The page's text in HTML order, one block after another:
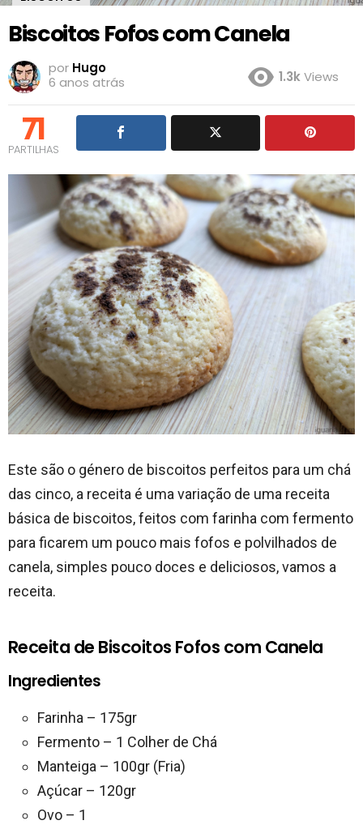
Biscoitos Fofos com Canela
por Hugo
6 anos atrás
1.3kViews
71
PARTILHAS
Este são o género de biscoitos perfeitos para um chá
das cinco, a receita é uma variação de uma receita
básica de biscoitos, feitos com farinha com fermento
para ficarem um pouco mais fofos e polvilhados de
canela, simples pouco doces e deliciosos, vamos a
receita.
Receita de Biscoitos Fofos com Canela
Ingredientes
Farinha – 175gr
Fermento – 1 Colher de Chá
Manteiga – 100gr (Fria)
Açúcar – 120gr
Ovo – 1